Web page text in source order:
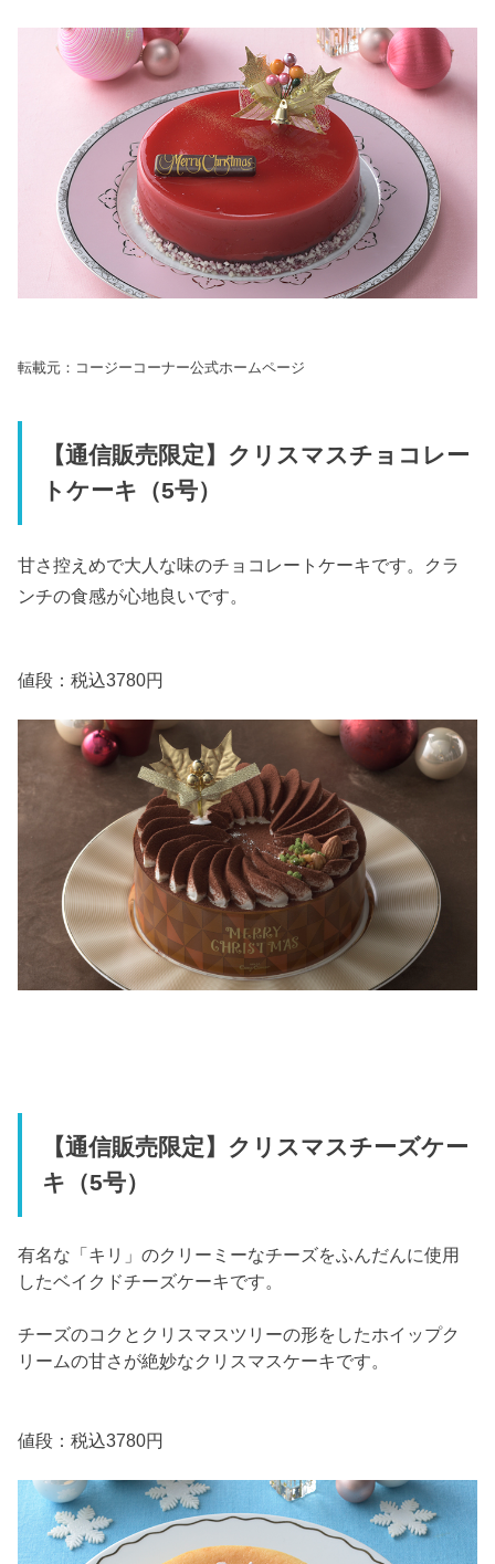
転載元：コージーコーナー公式ホームページ
【通信販売限定】クリスマスチョコレー
トケーキ（5号）
甘さ控えめで大人な味のチョコレートケーキです。クラ
ンチの食感が心地良いです。
値段：税込3780円
【通信販売限定】クリスマスチーズケー
キ（5号）
有名な「キリ」のクリーミーなチーズをふんだんに使用
したベイクドチーズケーキです。
チーズのコクとクリスマスツリーの形をしたホイップク
リームの甘さが絶妙なクリスマスケーキです。
値段：税込3780円